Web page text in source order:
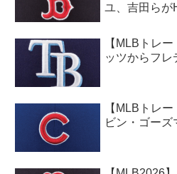
ユ、吉田らが
【MLBトレ
ッツからフ
【MLBトレ
ビン・ゴーズ